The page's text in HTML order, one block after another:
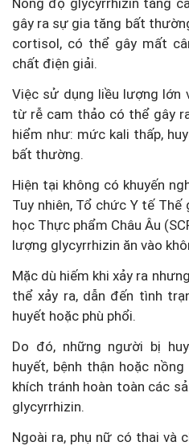
gây ra sự gia tăng bất
cortisol, có thể gây mất
chất điện giải.
Việc sử dụng liều lượng lớn
từ rễ cam thảo có thể gây
hiểm như: mức kali thấp,
bất thường.
Hiện tại không có khuyến
Tuy nhiên, Tổ chức Y tế Thế
học Thực phẩm Châu Âu
lượng glycyrrhizin ăn vào
Mặc dù hiếm khi xảy ra
thể xảy ra, dẫn đến tình
huyết hoặc phù phổi.
Do đó, những người bị
huyết, bệnh thận hoặc
khích tránh hoàn toàn các
glycyrrhizin.
Ngoài ra, phụ nữ có thai và